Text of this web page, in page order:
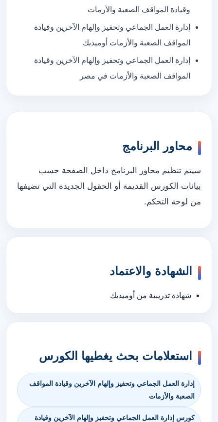
وقيادة المواقف الصعبة والأزمات
إدارة العمل الجماعي وتحفيز وإلهام الآخرين وقيادة
المواقف الصعبة والأزمات أوميديك
إدارة العمل الجماعي وتحفيز وإلهام الآخرين وقيادة
المواقف الصعبة والأزمات في مصر
محاور البرنامج
سيتم تنظيم محاور البرنامج داخل الصفحة حسب
بيانات الكورس القديمة أو الحقول الجديدة التي تضيفها
من لوحة التحكم.
الشهادة والاعتماد
شهادة تدريبية من أوميديك
استعلامات بحث يغطيها الكورس
إدارة العمل الجماعي وتحفيز وإلهام الآخرين وقيادة المواقف
الصعبة والأزمات
كورس إدارة العمل الجماعي وتحفيز وإلهام الآخرين وقيادة